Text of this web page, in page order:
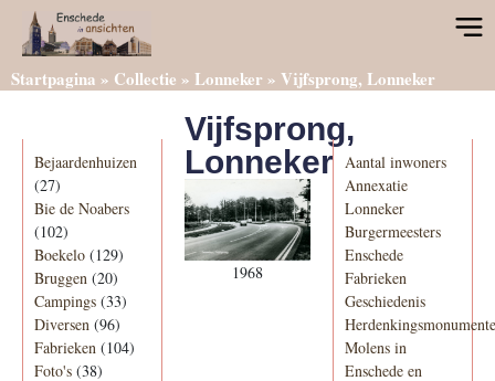
Startpagina » Collectie » Lonneker» Vijfsprong, Lonneker
Bejaardenhuizen
(27)
Bie de Noabers
(102)
Boekelo (129)
Bruggen (20)
Campings (33)
Diversen (96)
Fabrieken (104)
Foto's (38)
Vijfsprong,
Lonneker
1968
Aantal inwoners
Annexatie
Lonneker
Burgermeesters
Enschede
Fabrieken
Geschiedenis
Molens in
Enschede en